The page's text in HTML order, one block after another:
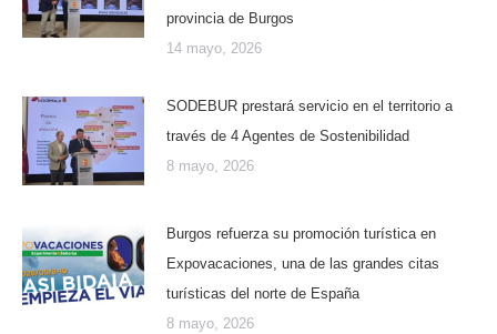
provincia de Burgos
14 mayo, 2026
SODEBUR prestará servicio en el territorio a
través de 4 Agentes de Sostenibilidad
8 mayo, 2026
Burgos refuerza su promoción turística en
Expovacaciones, una de las grandes citas
turísticas del norte de España
8 mayo, 2026